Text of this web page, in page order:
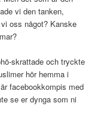
vi den tanken,
oss något? Kanske
skrattade och tryckte
hör hemma i
facebookkompis med
se er dynga som ni